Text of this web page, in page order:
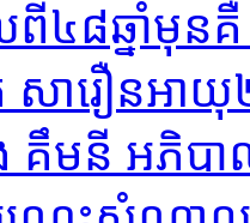
៤៨ឆ្នាំមុន
ារឿនអាយុ